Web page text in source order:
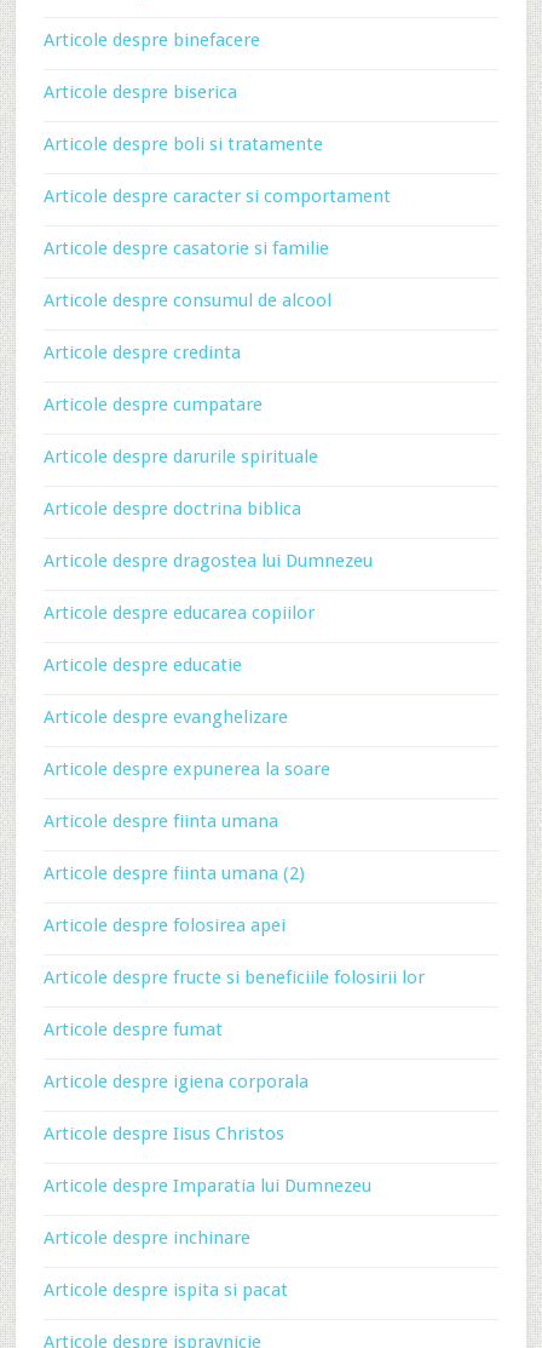
Articole despre binefacere
Articole despre biserica
Articole despre boli si tratamente
Articole despre caracter si comportament
Articole despre casatorie si familie
Articole despre consumul de alcool
Articole despre credinta
Articole despre cumpatare
Articole despre darurile spirituale
Articole despre doctrina biblica
Articole despre dragostea lui Dumnezeu
Articole despre educarea copiilor
Articole despre educatie
Articole despre evanghelizare
Articole despre expunerea la soare
Articole despre fiinta umana
Articole despre fiinta umana (2)
Articole despre folosirea apei
Articole despre fructe si beneficiile folosirii lor
Articole despre fumat
Articole despre igiena corporala
Articole despre Iisus Christos
Articole despre Imparatia lui Dumnezeu
Articole despre inchinare
Articole despre ispita si pacat
Articole despre ispravnicie